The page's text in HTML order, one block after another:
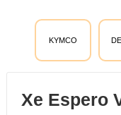
KYMCO
Xe Espero